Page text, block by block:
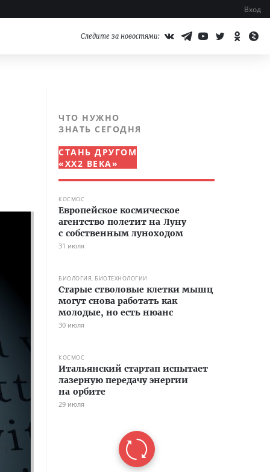
Вход
Следите за новостями:
ЧТО НУЖНО
ЗНАТЬ СЕГОДНЯ
СТАНЬ ДРУГОМ
«XX2 ВЕКА»
КОСМОС
Европейское космическое
агентство полетит на Луну
с собственным луноходом
31 июля
БИОЛОГИЯ, БИОТЕХНОЛОГИИ
Старые стволовые клетки мышц
могут снова работать как
молодые, но есть нюанс
30 июля
КОСМОС
Итальянский стартап испытает
лазерную передачу энергии
на орбите
29 июля